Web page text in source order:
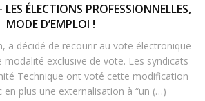
ÉLECTIONS PROFESSIONNELLES,
MODE D’EMPLOI !
a décidé de recourir au vote électronique
exclusive de vote. Les syndicats
Technique ont voté cette modification
en plus une externalisation à “un (…)